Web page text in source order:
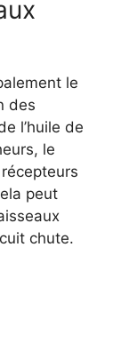
le
des
l’huile de
le
peut
chute.